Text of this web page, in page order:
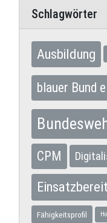
Schlagwörter
Ausbildung
blauer Bund
CPM
Fähigkeitsprofil